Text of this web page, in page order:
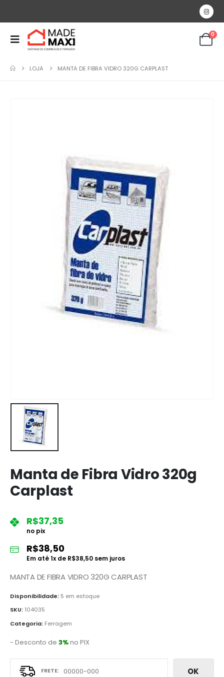
0
LOJA MANTA DE FIBRA VIDRO 320G CARPLAST
Manta de Fibra Vidro 320g
Carplast
R$37,35
no pix
R$38,50
Em até1x de R$38,50 sem juros
MANTA DE FIBRA VIDRO 320G CARPLAST
Disponibilidade: 5 em estoque
SKU: 104035
Categoria: Ferragem
- Desconto de 3%no PIX
OK